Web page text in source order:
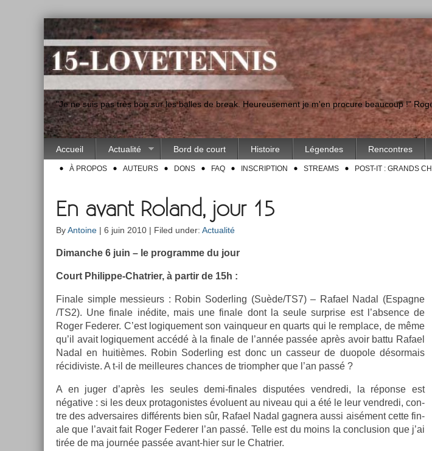
"Je ne suis pas très bon sur les balles de break. Heureusement je m'en procure beaucoup !"
Accueil Actualité Bord de court Histoire Légendes Rencontres
À PROPOS AUTEURS DONS FAQ INSCRIPTION STREAMS POST-IT : GRANDS
En avant Roland, jour 15
ByAntoine | 6 juin 2010 | Filed under: Actualité
Di­manche 6 juin – le pro­gram­me du jour
Court Philippe-Chatrier, à par­tir de 15h :
Fin­ale sim­ple mes­sieurs : Robin Soderl­ing (Suède/TS7) – Rafael Nadal (Es­pagne
/TS2). Une fin­ale inédite, mais une fin­ale dont la seule sur­pr­ise est l’abs­ence de
Roger Feder­er. C’est logique­ment son vain­queur en quarts qui le re­mplace, de même
qu’il avait logique­ment accédé à la fin­ale de l’année passée après avoir battu Rafael
Nadal en huitièmes. Robin Soderl­ing est donc un cas­seur de duopole désor­mais
récidivis­te. A t-il de meil­leures chan­ces de tri­omph­er que l’an passé ?
A en juger d’après les seules demi-finales dis­put­ées vendredi, la réponse est
négative : si les deux pro­tagonis­tes évoluent au niveau qui a été le leur vendredi, con­
tre des ad­versaires différents bien sûr, Rafael Nadal gag­nera aussi aisément cette fin­
ale que l’avait fait Roger Feder­er l’an passé. Telle est du moins la con­clus­ion que j’ai
tirée de ma journée passée avant-hier sur le Chat­ri­er.